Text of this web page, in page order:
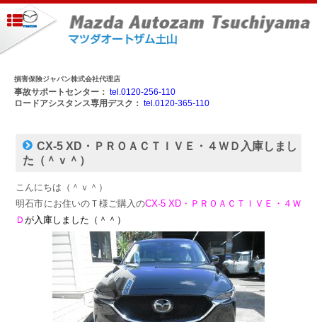
損害保険ジャパン株式会社代理店
事故サポートセンター： tel.0120-256-110
ロードアシスタンス専用デスク： tel.0120-365-110
CX-5 XD・ＰＲＯＡＣＴＩＶＥ・４ＷＤ入庫しまし
た（＾ｖ＾）
こんにちは（＾ｖ＾）
明石市にお住いのＴ様ご購入のCX-5 XD・ＰＲＯＡＣＴＩＶＥ・４Ｗ
Ｄが入庫しました（＾＾）